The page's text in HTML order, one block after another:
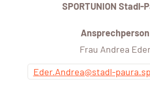
SPORTUNION Stadl-
Ansprechperson
Frau Andrea Eder
Eder.Andrea@stadl-